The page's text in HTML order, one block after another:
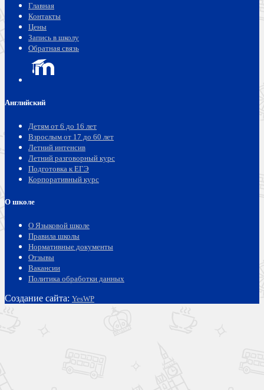
Главная
Контакты
Цены
Запись в школу
Обратная связь
Английский
Детям от 6 до 16 лет
Взрослым от 17 до 60 лет
Летний интенсив
Летний разговорный курс
Подготовка к ЕГЭ
Корпоративный курс
О школе
О Языковой школе
Правила школы
Нормативные документы
Отзывы
Вакансии
Политика обработки данных
Создание сайта: YesWP